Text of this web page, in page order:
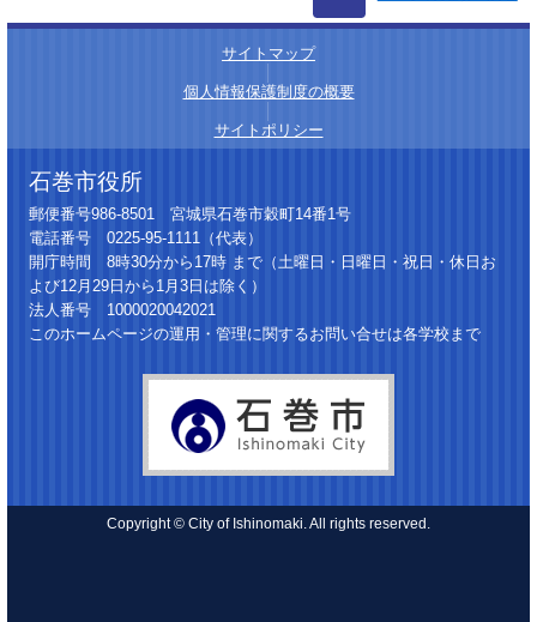
サイトマップ
個人情報保護制度の概要
サイトポリシー
石巻市役所
郵便番号986-8501 宮城県石巻市穀町14番1号
電話番号 0225-95-1111（代表）
開庁時間 8時30分から17時 まで（土曜日・日曜日・祝日・休日お
よび12月29日から1月3日は除く）
法人番号 1000020042021
このホームページの運用・管理に関するお問い合せは各学校まで
Copyright © City of Ishinomaki. All rights reserved.